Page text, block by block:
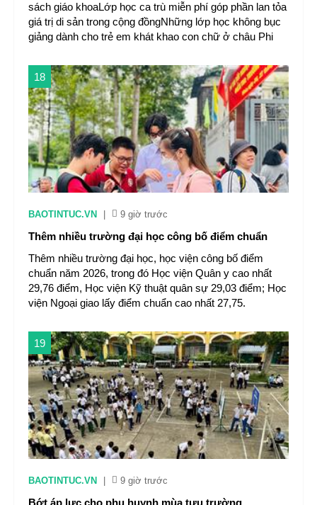
sách giáo khoaLớp học ca trù miễn phí góp phần lan tỏa
giá trị di sản trong cộng đồngNhững lớp học không bục
giảng dành cho trẻ em khát khao con chữ ở châu Phi
18
BAOTINTUC.VN 9 giờ trước
Thêm nhiều trường đại học công bố điểm chuẩn
Thêm nhiều trường đại học, học viện công bố điểm
chuẩn năm 2026, trong đó Học viện Quân y cao nhất
29,76 điểm, Học viện Kỹ thuật quân sự 29,03 điểm; Học
viện Ngoại giao lấy điểm chuẩn cao nhất 27,75.
19
BAOTINTUC.VN 9 giờ trước
Bớt áp lực cho phụ huynh mùa tựu trường